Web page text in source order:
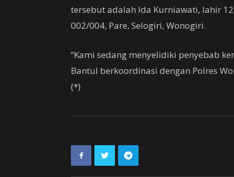
tersebut adalah Ida Kurniawati, lahir
002/004, Pare, Selogiri, Wonogiri.
“Kami sedang menyelidiki penyebab
Bantul berkoordinasi dengan Polres
(*)